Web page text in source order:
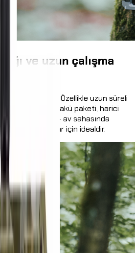
ve uzun çalışma
çalıştırılabilir. Özellikle uzun süreli
güneş paneli, akü paketi, harici
bağlanabilir – av sahasında
zor konumlar için idealdir.